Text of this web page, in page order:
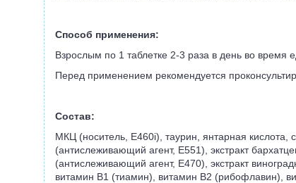
Способ применения:
Взрослым по 1 таблетке 2-3 раза в день во
Перед применением рекомендуется
Состав:
МКЦ (носитель, Е460i), таурин, янтарная кислота,
(антислеживающий агент, Е551), экстракт
(антислеживающий агент, Е470), экстракт
витамин В1 (тиамин), витамин В2 (рибофлавин),